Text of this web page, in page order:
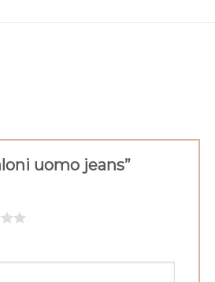
uomo jeans”